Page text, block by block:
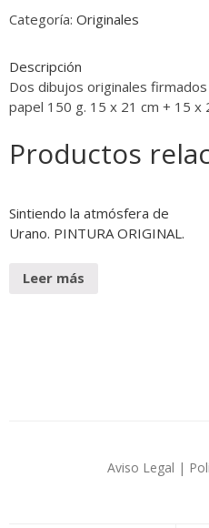
Categoría: Originales
Descripción
Dos dibujos originales
papel 150 g. 15 x 21 cm + 15 x
Productos
Sintiendo la atmósfera de
Urano. PINTURA ORIGINAL.
Leer más
Aviso Legal |